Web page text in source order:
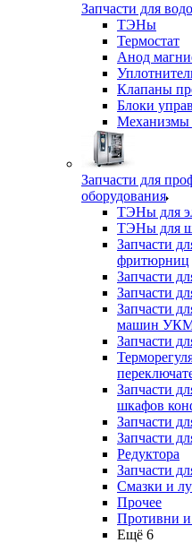
Запчасти для
ТЭНы
Термостат
Анод
Клапаны
Блоки
Механизмы
Запчасти для
оборудования
ТЭНы для
ТЭНы для
Запчасти
фритюрниц
Запчасти
Запчасти
Запчасти
машин
Запчасти
Запчасти
шкафов
Запчасти
Запчасти
Редуктора
Запчасти
Смазки и
Прочее
Противни и
Ещё 6